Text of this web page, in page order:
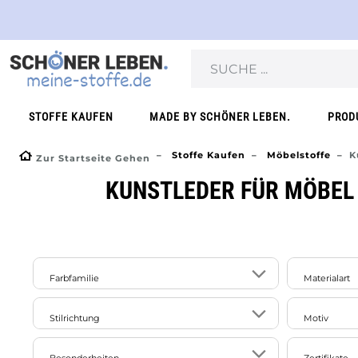
STOFFE KAUFEN MADE BY SCHÖNER LEBEN.
Zur Startseite Gehen Stoffe Kaufen Möbelstoffe
KUNSTLEDER FÜR MÖBEL
Farbfamilie Materialart
Stilrichtung
Motiv